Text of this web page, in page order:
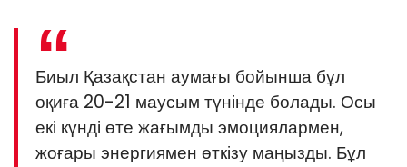
Биыл Қазақстан аумағы бойынша бұл
оқиға 20-21 маусым түнінде болады. Осы
екі күнді өте жағымды эмоциялармен,
жоғары энергиямен өткізу маңызды. Бұл